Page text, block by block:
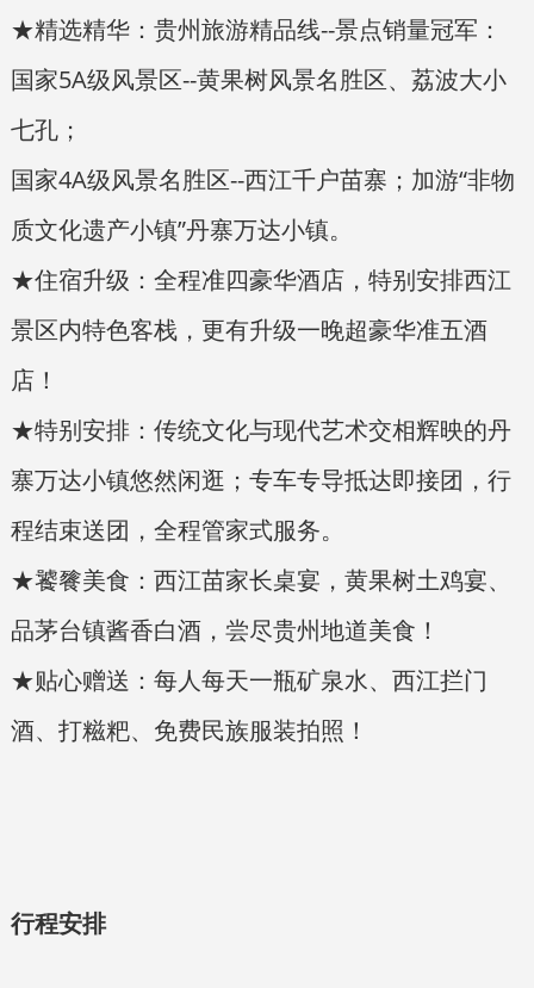
★精选精华：贵州旅游精品线--景点销量冠军：
国家5A级风景区--黄果树风景名胜区、荔波大小
七孔；
国家4A级风景名胜区--西江千户苗寨；加游“非物
质文化遗产小镇”丹寨万达小镇。
★住宿升级：全程准四豪华酒店，特别安排西江
景区内特色客栈，更有升级一晚超豪华准五酒
店！
★特别安排：传统文化与现代艺术交相辉映的丹
寨万达小镇悠然闲逛；专车专导抵达即接团，行
程结束送团，全程管家式服务。
★饕餮美食：西江苗家长桌宴，黄果树土鸡宴、
品茅台镇酱香白酒，尝尽贵州地道美食！
★贴心赠送：每人每天一瓶矿泉水、西江拦门
酒、打糍粑、免费民族服装拍照！
行程安排